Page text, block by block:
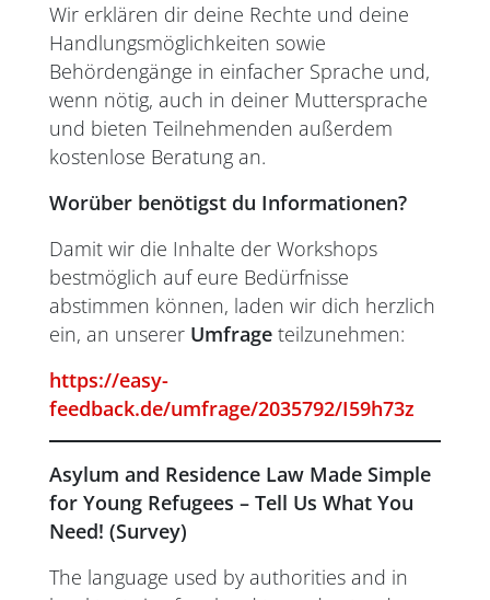
Wir erklären dir deine Rechte und deine
Handlungsmöglichkeiten sowie
Behördengänge in einfacher Sprache und,
wenn nötig, auch in deiner Muttersprache
und bieten Teilnehmenden außerdem
kostenlose Beratung an.
Worüber benötigst du Informationen?
Damit wir die Inhalte der Workshops
bestmöglich auf eure Bedürfnisse
abstimmen können, laden wir dich herzlich
ein, an unserer Umfrage teilzunehmen:
https://easy-
feedback.de/umfrage/2035792/I59h73z
Asylum and Residence Law Made Simple
for Young Refugees – Tell Us What You
Need! (Survey)
The language used by authorities and in